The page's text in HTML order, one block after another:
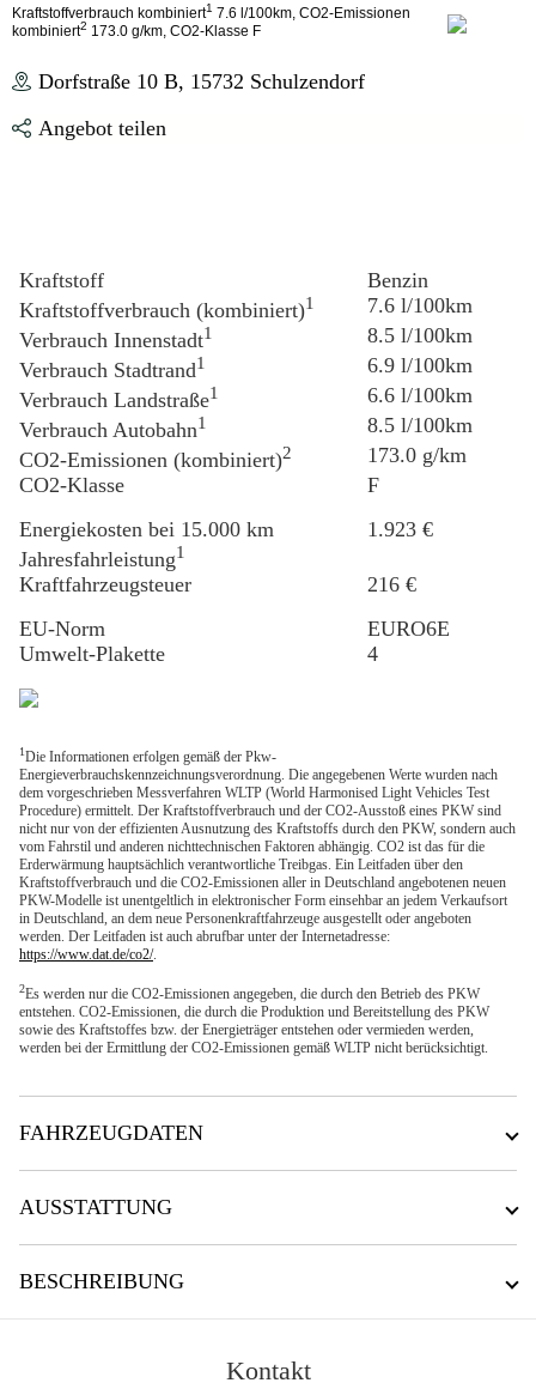
Kraftstoffverbrauch kombiniert1 7.6 l/100km, CO2-Emissionen
kombiniert2 173.0 g/km, CO2-Klasse F
Dorfstraße 10 B, 15732 Schulzendorf
Angebot teilen
Kraftstoff
Benzin
Kraftstoffverbrauch (kombiniert)1
7.6 l/100km
Verbrauch Innenstadt1
8.5 l/100km
Verbrauch Stadtrand1
6.9 l/100km
Verbrauch Landstraße1
6.6 l/100km
Verbrauch Autobahn1
8.5 l/100km
CO2-Emissionen (kombiniert)2
173.0 g/km
CO2-Klasse
F
Energiekosten bei 15.000 km
Jahresfahrleistung1
1.923 €
Kraftfahrzeugsteuer
216 €
EU-Norm
EURO6E
Umwelt-Plakette
4
1Die Informationen erfolgen gemäß der Pkw-
Energieverbrauchskennzeichnungsverordnung. Die angegebenen Werte wurden nach
dem vorgeschrieben Messverfahren WLTP (World Harmonised Light Vehicles Test
Procedure) ermittelt. Der Kraftstoffverbrauch und der CO2-Ausstoß eines PKW sind
nicht nur von der effizienten Ausnutzung des Kraftstoffs durch den PKW, sondern auch
vom Fahrstil und anderen nichttechnischen Faktoren abhängig. CO2 ist das für die
Erderwärmung hauptsächlich verantwortliche Treibgas. Ein Leitfaden über den
Kraftstoffverbrauch und die CO2-Emissionen aller in Deutschland angebotenen neuen
PKW-Modelle ist unentgeltlich in elektronischer Form einsehbar an jedem Verkaufsort
in Deutschland, an dem neue Personenkraftfahrzeuge ausgestellt oder angeboten
werden. Der Leitfaden ist auch abrufbar unter der Internetadresse:
https://www.dat.de/co2/.
2Es werden nur die CO2-Emissionen angegeben, die durch den Betrieb des PKW
entstehen. CO2-Emissionen, die durch die Produktion und Bereitstellung des PKW
sowie des Kraftstoffes bzw. der Energieträger entstehen oder vermieden werden,
werden bei der Ermittlung der CO2-Emissionen gemäß WLTP nicht berücksichtigt.
FAHRZEUGDATEN
AUSSTATTUNG
BESCHREIBUNG
Kontakt